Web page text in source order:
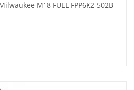
M18 FUEL FPP6K2-502B